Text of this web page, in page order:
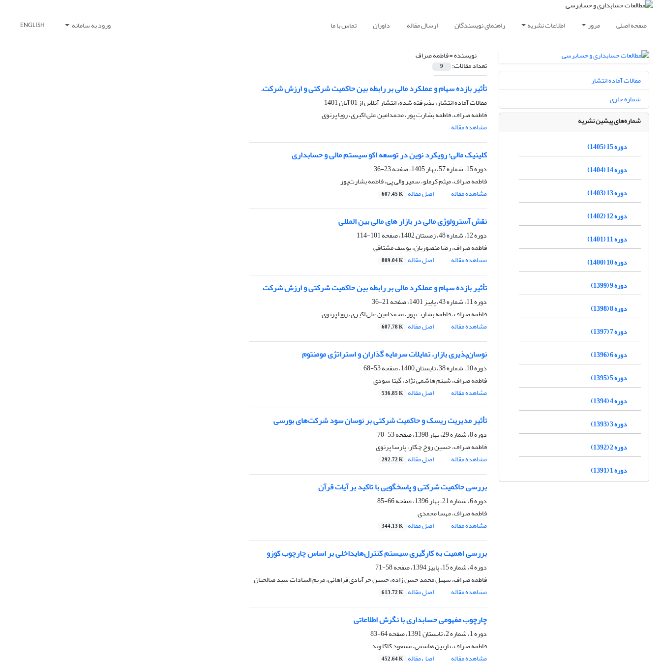
صفحه اصلی مرور اطلاعات نشریه راهنمای نویسندگان ارسال مقاله داوران تماس با ما ورود به سامانه ENGLISH
نویسنده =فاطمه صراف
تعداد مقالات: 9
تأثیر بازده سهام و عملکرد مالی بر رابطه بین حاکمیت شرکتی و ارزش شرکت.
مقالات آماده انتشار، پذیرفته شده، انتشار آنلاین از01 آبان 1401
فاطمه صراف، فاطمه بشارت پور، محمدامین علی اکبری، رویا پرتوی
مشاهده مقاله
کلینیک مالی؛ رویکرد نوین در توسعه اکو سیستم مالی و حسابداری
دوره 15، شماره 57، بهار 1405، صفحه
23-36
فاطمه صراف، میثم کرملو، سمیر والی پی، فاطمه بشارت‌پور
مشاهده مقاله
اصل مقاله 607.45 K
نقش آسترولوژی مالی در بازار های مالی بین المللی
دوره 12، شماره 48، زمستان 1402، صفحه
101-114
فاطمه صراف، رضا منصوریان، یوسف مشتاقی
مشاهده مقاله
اصل مقاله 809.04 K
تأثیر بازده سهام و عملکرد مالی بر رابطه بین حاکمیت شرکتی و ارزش شرکت
دوره 11، شماره 43، پاییز 1401، صفحه
21-36
فاطمه صراف، فاطمه بشارت پور، محمدامین علی اکبری، رویا پرتوی
مشاهده مقاله
اصل مقاله 607.78 K
نوسان‌پذیری بازار، تمایلات سرمایه گذاران و استراتژی مومنتوم
دوره 10، شماره 38، تابستان 1400، صفحه
53-68
فاطمه صراف، شبنم هاشمی نژاد، گیتا سودی
مشاهده مقاله
اصل مقاله 536.85 K
تأثیر مدیریت ریسک و حاکمیت شرکتی بر نوسان سود شرکت‌های بورسی
دوره 8، شماره 29، بهار 1398، صفحه
53-70
فاطمه صراف، حسین روخ چکار، پارسا پرتوی
مشاهده مقاله
اصل مقاله 292.72 K
بررسی حاکمیت شرکتی و پاسخگویی با تاکید بر آیات قرآن
دوره 6، شماره 21، بهار 1396، صفحه
66-85
فاطمه صراف، مهسا محمدی
مشاهده مقاله
اصل مقاله 344.13 K
بررسی اهمیت به کارگیری سیستم کنترل‌هایداخلی بر اساس چارچوب کوزو
دوره 4، شماره 15، پاییز 1394، صفحه
58-71
فاطمه صراف، سهیل محمد حسن زاده، حسین حرآبادی فراهانی، مریم السادات سید صالحیان
مشاهده مقاله
اصل مقاله 613.72 K
چارچوب مفهومی حسابداری با نگرش اطلاعاتی
دوره 1، شماره 2، تابستان 1391، صفحه
64-83
فاطمه صراف، نازنین هاشمی، مسعود کاکا وند
مقالات آماده انتشار
شماره جاری
شماره‌های پیشین نشریه
دوره 15 (1405)
دوره 14 (1404)
دوره 13 (1403)
دوره 12 (1402)
دوره 11 (1401)
دوره 10 (1400)
دوره 9 (1399)
دوره 8 (1398)
دوره 7 (1397)
دوره 6 (1396)
دوره 5 (1395)
دوره 4 (1394)
دوره 3 (1393)
دوره 2 (1392)
دوره 1 (1391)